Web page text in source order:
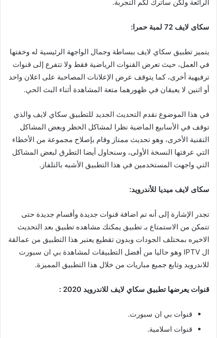
الرائعة ولكن سأترك لكم التجربة.
سكاى لايف 72 لمبة حمرا:
يتميز تطبيق سكاي لايف ببساطة وجمال الواجهة الرئيسية له وخفتها
في العمل، حيث تعرض القنوات الرياضية فقط ولا تتفرع إلى قنوات
ترفيهية أخرى، كما يتوقف عرض الإعلانات المصاحبة على اعلان واحد
أو اثنين لا يعيقان في ظهورهما متعة المشاهدة أثناء البث الحي.
في هذا الموضوع نقدم التحديث الجديد للتطبيق سكاي لايف والذي
توقف في الأسابيع الماضية نظرا لمشاكل الحظر وبعض المشاكل
التقنية الأخرى، وهو تحديث ممتاز وقام بإصلاح مجموعة من الأخطاء
التي عرفتها النسخة الأولى، وسنحاول أيضا التطرق لبعض المشاكل
التي واجهت المستخدمين في هذا التطبيق الأشبه بالتلفاز.
سكاى لايف ميديا للأندرويد:
تجدر الإشارة إلى أنه تم اضافة قنوات جديدة وأقسام جديدة حتى
تتمكن من الاستمتاع بـ تطبيق يمكنك مشاهده تطبيق بعد التحديث
الاخيره بمختلف الجودات وبدون تقطيع يعتبر هذا التطبيق من عمالقة
ال IPTV وهو حاليا من أفضل التطبيقات لمشاهدة بي ان سبورت
للاندرويد وتابع جميع مباريات من خلال هذا التطبيق المميزة.
قنوات يعرضها تطبيق سكاي لايف للاندرويد 2020 :
قنوات بي ان سبورت.
قنوات اسلامية.